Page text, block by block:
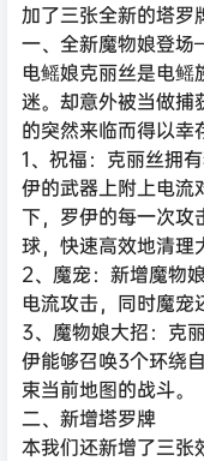
加了三张全新的塔罗
一、全新魔物娘登
电鳐娘克丽丝是电鳐
迷。却意外被当做捕
的突然来临而得以幸
1、祝福：克丽丝拥
伊的武器上附上电流
下，罗伊的每一次攻
球，快速高效地清理
2、魔宠：新增魔物
电流攻击，同时魔宠
3、魔物娘大招：克
伊能够召唤3个环绕
束当前地图的战斗。
二、新增塔罗牌
本我们还新增了三张